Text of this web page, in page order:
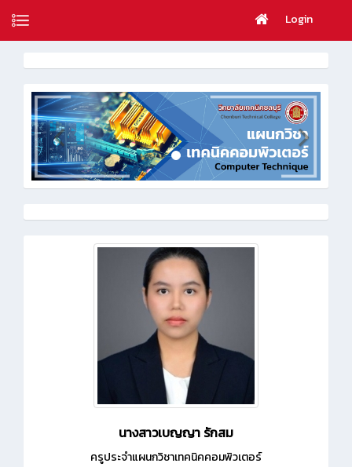
Login
นางสาวเบญญา รักสม
ครูประจำแผนกวิชาเทคนิคคอมพิวเตอร์